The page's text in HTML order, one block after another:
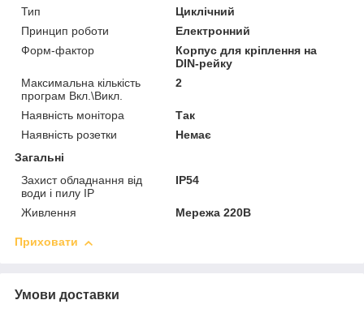
Тип
Циклічний
Принцип роботи
Електронний
Форм-фактор
Корпус для кріплення на
DIN-рейку
Максимальна кількість
програм Вкл.\Викл.
2
Наявність монітора
Так
Наявність розетки
Немає
Загальні
Захист обладнання від
води і пилу IP
IP54
Живлення Мережа 220В
Приховати
Умови доставки